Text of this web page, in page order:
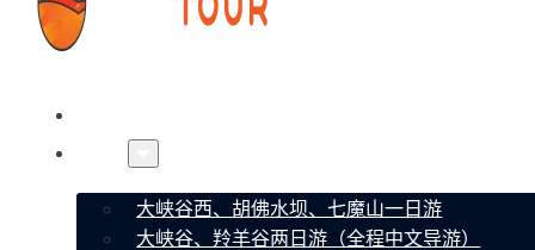
大峡谷西、胡佛水坝、七魔山一日游
大峡谷、羚羊谷两日游（全程中文导游）